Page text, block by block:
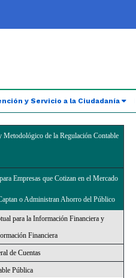
y Servicio a la Ciudadanía
Metodológico de la Regulación Contable
Empresas que Cotizan en el Mercado
o Administran Ahorro del Público
para la Información Financiera y
Financiera
de Cuentas
Pública